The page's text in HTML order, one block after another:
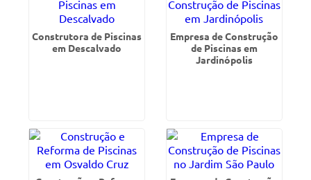
Construtora de Piscinas
em Descalvado
Empresa de Construção
de Piscinas em
Jardinópolis